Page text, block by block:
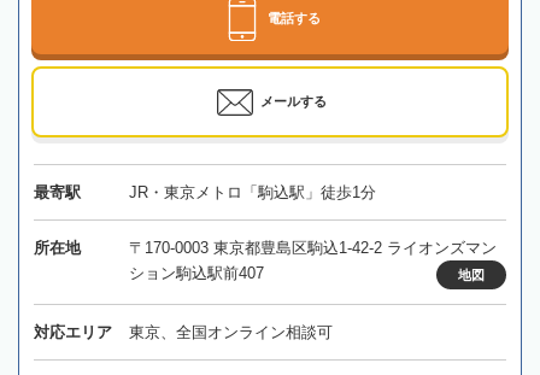
電話する
メールする
最寄駅 JR・東京メトロ「駒込駅」徒歩1分
所在地
〒170-0003 東京都豊島区駒込1-42-2 ライオンズマン
ション駒込駅前407
地図
対応エリア 東京、全国オンライン相談可